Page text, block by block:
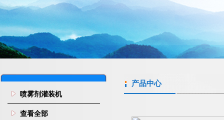
喷雾剂灌装机
查看全部
产品中心